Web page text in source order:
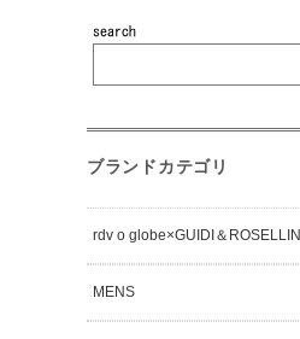
ブランドカテゴリ
rdv o globe×GUIDI＆ROSELLINI
MENS